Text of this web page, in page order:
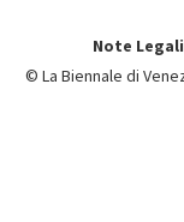
Note Legali
© La Biennale di